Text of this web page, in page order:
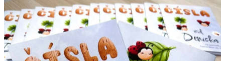
produktu
je
5,0
z
5
hviezdičiek.